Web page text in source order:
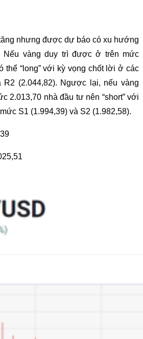
nhưng được dự báo có xu hướng
Nếu vàng duy trì được ở trên mức
thể “long” với kỳ vọng chốt lời ở các
R2 (2.044,82). Ngược lại, nếu vàng
2.013,70 nhà đầu tư nên “short” với
S1 (1.994,39) và S2 (1.982,58).